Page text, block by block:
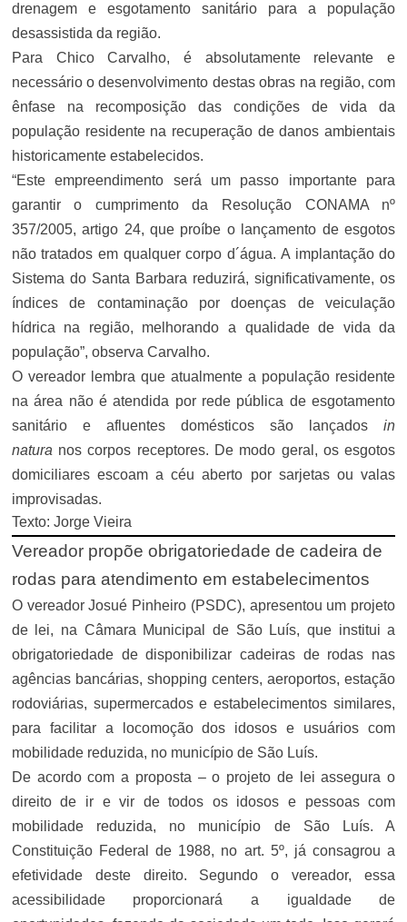
drenagem e esgotamento sanitário para a população
desassistida da região.
Para Chico Carvalho, é absolutamente relevante e
necessário o desenvolvimento destas obras na região, com
ênfase na recomposição das condições de vida da
população residente na recuperação de danos ambientais
historicamente estabelecidos.
“Este empreendimento será um passo importante para
garantir o cumprimento da Resolução CONAMA nº
357/2005, artigo 24, que proíbe o lançamento de esgotos
não tratados em qualquer corpo d´água. A implantação do
Sistema do Santa Barbara reduzirá, significativamente, os
índices de contaminação por doenças de veiculação
hídrica na região, melhorando a qualidade de vida da
população”, observa Carvalho.
O vereador lembra que atualmente a população residente
na área não é atendida por rede pública de esgotamento
sanitário e afluentes domésticos são lançadosin
natura nos corpos receptores. De modo geral, os esgotos
domiciliares escoam a céu aberto por sarjetas ou valas
improvisadas.
Texto: Jorge Vieira
Vereador propõe obrigatoriedade de cadeira de
rodas para atendimento em estabelecimentos
O vereador Josué Pinheiro (PSDC), apresentou um projeto
de lei, na Câmara Municipal de São Luís, que institui a
obrigatoriedade de disponibilizar cadeiras de rodas nas
agências bancárias, shopping centers, aeroportos, estação
rodoviárias, supermercados e estabelecimentos similares,
para facilitar a locomoção dos idosos e usuários com
mobilidade reduzida, no município de São Luís.
De acordo com a proposta – o projeto de lei assegura o
direito de ir e vir de todos os idosos e pessoas com
mobilidade reduzida, no município de São Luís. A
Constituição Federal de 1988, no art. 5º, já consagrou a
efetividade deste direito. Segundo o vereador, essa
acessibilidade proporcionará a igualdade de